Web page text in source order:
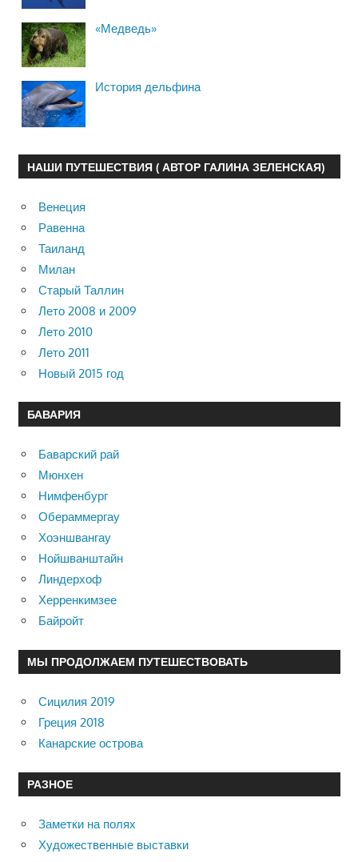
«Медведь»
История дельфина
НАШИ ПУТЕШЕСТВИЯ ( АВТОР ГАЛИНА ЗЕЛЕНСКАЯ)
Венеция
Равенна
Таиланд
Милан
Старый Таллин
Лето 2008 и 2009
Лето 2010
Лето 2011
Новый 2015 год
БАВАРИЯ
Баварский рай
Мюнхен
Нимфенбург
Обераммергау
Хоэншвангау
Нойшванштайн
Линдерхоф
Херренкимзее
Байройт
МЫ ПРОДОЛЖАЕМ ПУТЕШЕСТВОВАТЬ
Сицилия 2019
Греция 2018
Канарские острова
РАЗНОЕ
Заметки на полях
Художественные выставки